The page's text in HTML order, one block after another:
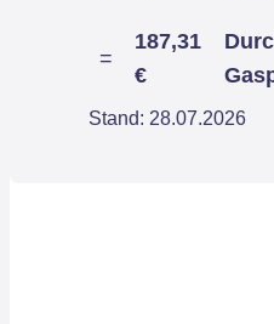
=
187,31
€
Stand: 28.07.2026